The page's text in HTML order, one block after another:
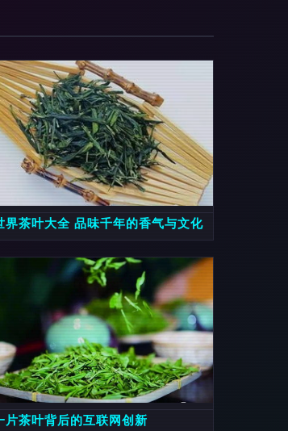
界茶叶大全 品味千年的香气与文化
片茶叶背后的互联网创新